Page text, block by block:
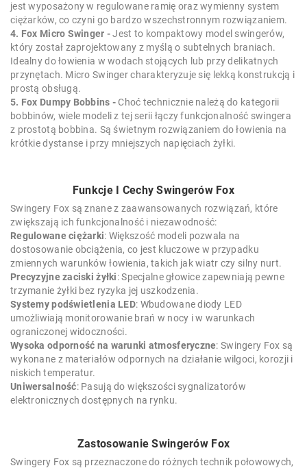
jest wyposażony w regulowane ramię oraz wymienny system
ciężarków, co czyni go bardzo wszechstronnym rozwiązaniem.
4. Fox Micro Swinger -Jest to kompaktowy model swingerów,
który został zaprojektowany z myślą o subtelnych braniach.
Idealny do łowienia w wodach stojących lub przy delikatnych
przynętach. Micro Swinger charakteryzuje się lekką konstrukcją i
prostą obsługą.
5. Fox Dumpy Bobbins - Choć technicznie należą do kategorii
bobbinów, wiele modeli z tej serii łączy funkcjonalność swingera
z prostotą bobbina. Są świetnym rozwiązaniem do łowienia na
krótkie dystanse i przy mniejszych napięciach żyłki.
Funkcje I Cechy Swingerów Fox
Swingery Fox są znane z zaawansowanych rozwiązań, które
zwiększają ich funkcjonalność i niezawodność:
Regulowane ciężarki: Większość modeli pozwala na
dostosowanie obciążenia, co jest kluczowe w przypadku
zmiennych warunków łowienia, takich jak wiatr czy silny nurt.
Precyzyjne zaciski żyłki: Specjalne głowice zapewniają pewne
trzymanie żyłki bez ryzyka jej uszkodzenia.
Systemy podświetlenia LED: Wbudowane diody LED
umożliwiają monitorowanie brań w nocy i w warunkach
ograniczonej widoczności.
Wysoka odporność na warunki atmosferyczne: Swingery Fox są
wykonane z materiałów odpornych na działanie wilgoci, korozji i
niskich temperatur.
Uniwersalność: Pasują do większości sygnalizatorów
elektronicznych dostępnych na rynku.
Zastosowanie Swingerów Fox
Swingery Fox są przeznaczone do różnych technik połowowych,